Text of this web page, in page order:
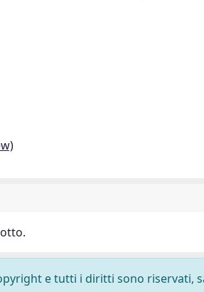
e tutti i diritti sono riservati,